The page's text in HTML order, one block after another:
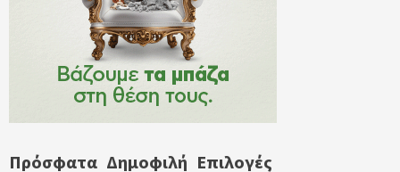
Πρόσφατα Δημοφιλή Επιλογές